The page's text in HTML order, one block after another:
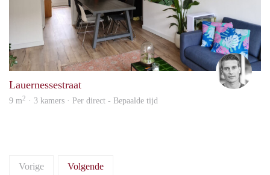
jorrit
Lauernessestraat
9 m2 · 3 kamers · Per direct - Bepaalde tijd
Vorige Volgende